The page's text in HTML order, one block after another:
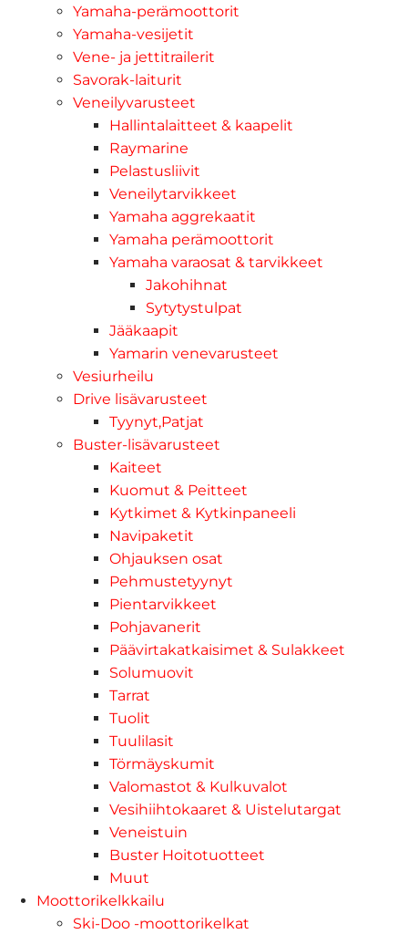
Yamaha-perämoottorit
Yamaha-vesijetit
Vene- ja jettitrailerit
Savorak-laiturit
Veneilyvarusteet
Hallintalaitteet & kaapelit
Raymarine
Pelastusliivit
Veneilytarvikkeet
Yamaha aggrekaatit
Yamaha perämoottorit
Yamaha varaosat & tarvikkeet
Jakohihnat
Sytytystulpat
Jääkaapit
Yamarin venevarusteet
Vesiurheilu
Drive lisävarusteet
Tyynyt,Patjat
Buster-lisävarusteet
Kaiteet
Kuomut & Peitteet
Kytkimet & Kytkinpaneeli
Navipaketit
Ohjauksen osat
Pehmustetyynyt
Pientarvikkeet
Pohjavanerit
Päävirtakatkaisimet & Sulakkeet
Solumuovit
Tarrat
Tuolit
Tuulilasit
Törmäyskumit
Valomastot & Kulkuvalot
Vesihiihtokaaret & Uistelutargat
Veneistuin
Buster Hoitotuotteet
Muut
Moottorikelkkailu
Ski-Doo -moottorikelkat